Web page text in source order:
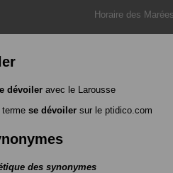
Horaire des Marées
dévoiler avec le Larousse
se dévoiler sur le ptidico.com
des synonymes